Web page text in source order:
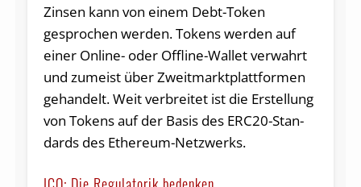
Zinsen kann von einem Debt-Token
gesprochen werden. Tokens werden auf
einer Online- oder Offline-Wallet verwahrt
und zu­meist über Zweit­markt­platt­for­men
ge­han­delt. Weit ver­brei­tet ist die Er­stel­lung
von To­kens auf der Ba­sis des ER­C20-Stan­
dards des Ethe­re­um-Netz­werks.